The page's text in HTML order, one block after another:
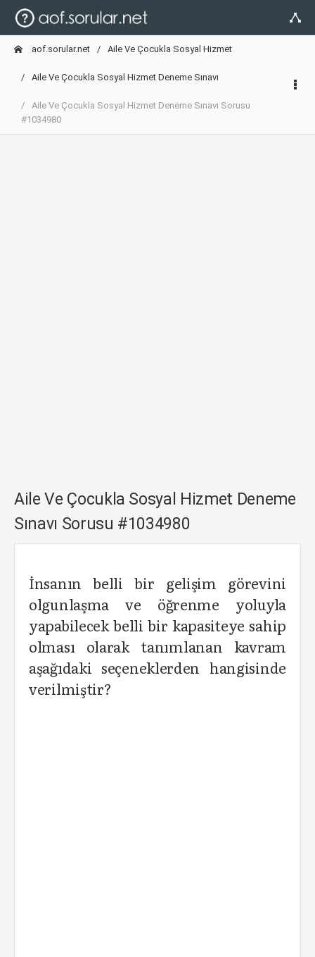
aof.sorular.net Aile Ve Çocukla Sosyal Hizmet
Aile Ve Çocukla Sosyal Hizmet Deneme Sınavı
Aile Ve Çocukla Sosyal Hizmet Deneme Sınavı Sorusu
#1034980
Aile Ve Çocukla Sosyal Hizmet Deneme
Sınavı Sorusu #1034980
İnsanın belli bir gelişim görevini
olgunlaşma ve öğrenme yoluyla
yapabilecek belli bir kapasiteye sahip
olması olarak tanımlanan kavram
aşağıdaki seçeneklerden hangisinde
verilmiştir?